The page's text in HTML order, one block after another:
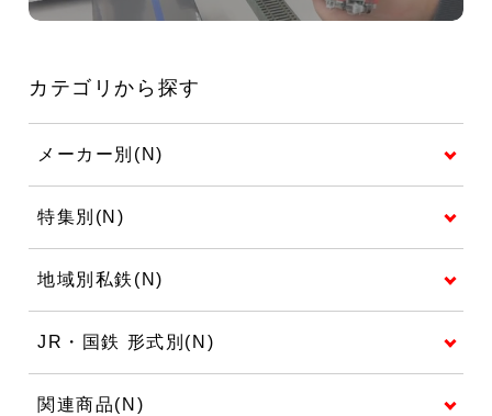
カテゴリから探す
メーカー別(N)
特集別(N)
地域別私鉄(N)
JR・国鉄 形式別(N)
関連商品(N)